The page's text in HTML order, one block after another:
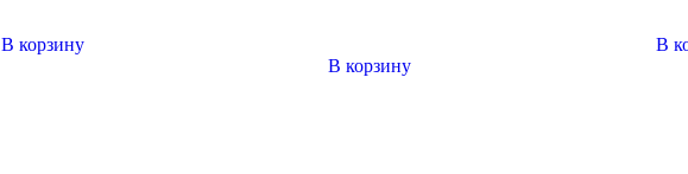
Champion
В корзину
Champion
В корзину
В